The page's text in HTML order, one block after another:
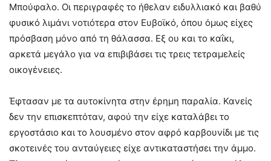
Μπούφαλο. Οι περιγραφές το ήθελαν ειδυλλιακό και βαθύ
φυσικό λιμάνι νοτιότερα στον Ευβοϊκό, όπου όμως είχες
πρόσβαση μόνο από τη θάλασσα. Εξ ου και το καΐκι,
αρκετά μεγάλο για να επιβιβάσει τις τρεις τετραμελείς
οικογένειες.
Έφτασαν με τα αυτοκίνητα στην έρημη παραλία. Κανείς
δεν την επισκεπτόταν, αφού την είχε καταλάβει το
εργοστάσιο και το λουσμένο στον αφρό καρβουνίδι με τις
σκοτεινές του ανταύγειες είχε αντικαταστήσει την άμμο.